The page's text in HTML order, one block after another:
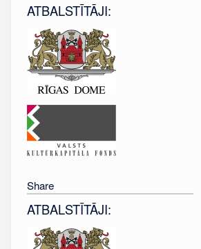
ATBALSTĪTĀJI:
Share
ATBALSTĪTĀJI: